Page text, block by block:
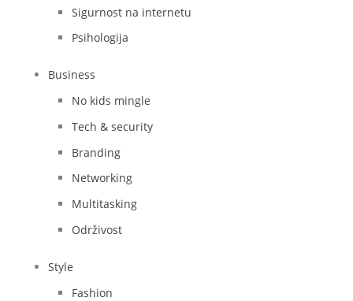
Sigurnost na internetu
Psihologija
Business
No kids mingle
Tech & security
Branding
Networking
Multitasking
Održivost
Style
Fashion